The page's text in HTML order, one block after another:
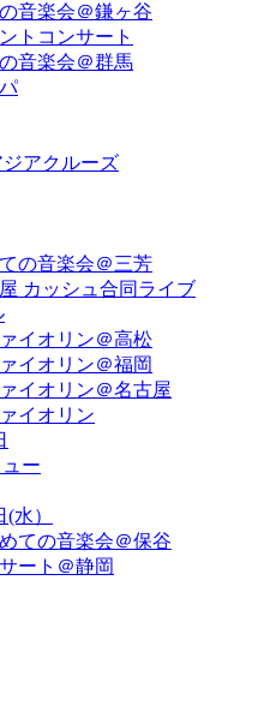
音楽会＠鎌ヶ谷
トコンサート
音楽会＠群馬
アクルーズ
の音楽会＠三芳
カッシュ合同ライブ
イオリン＠高松
イオリン＠福岡
イオリン＠名古屋
イオリン
ー
水）
ての音楽会＠保谷
ート＠静岡